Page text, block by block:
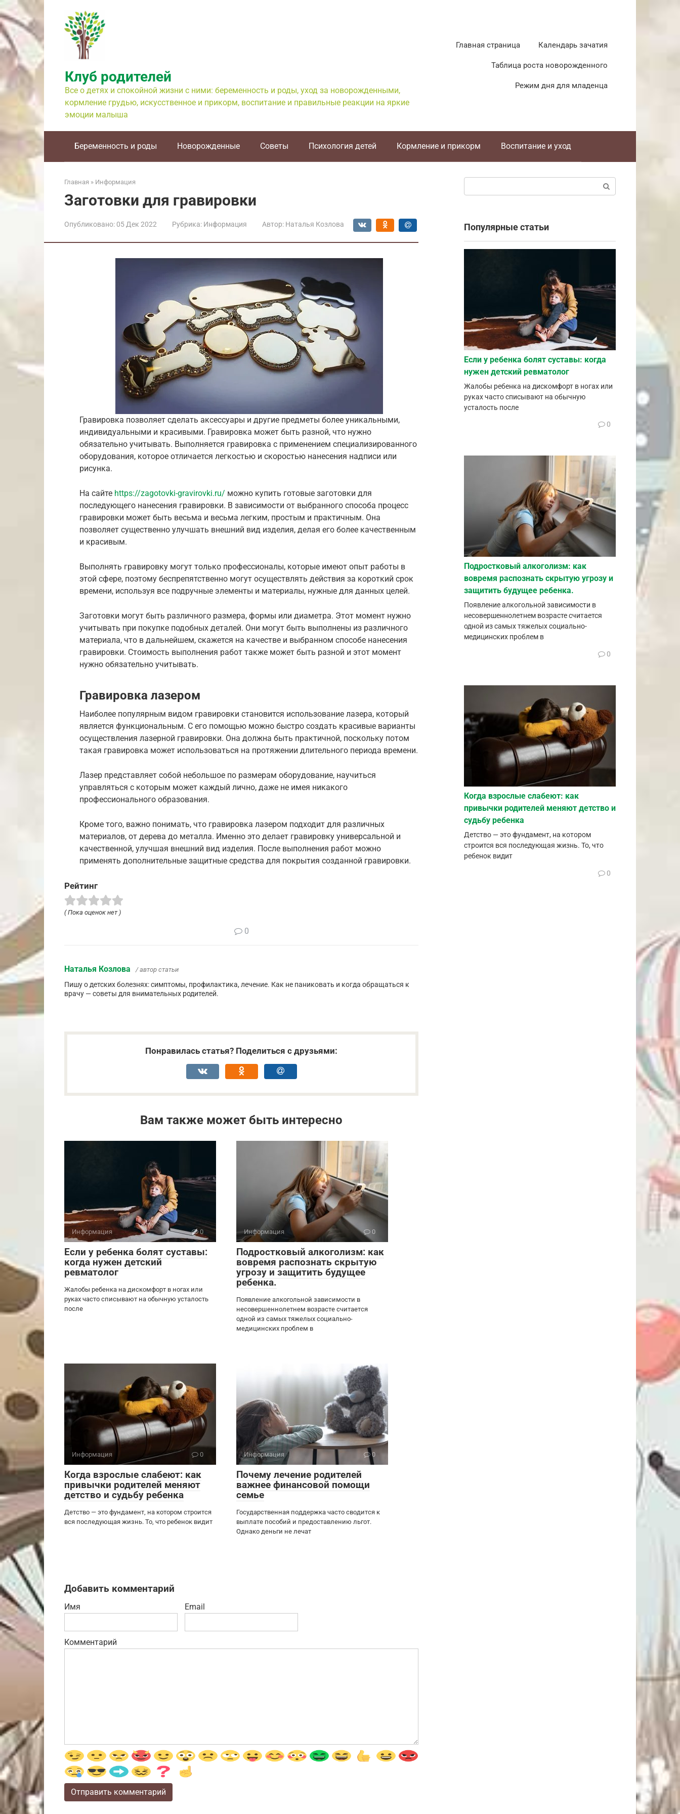
Перейти
к
контенту
Клуб родителей
Все о детях и спокойной жизни с ними: беременность и роды, уход за новорожденными,
кормление грудью, искусственное и прикорм, воспитание и правильные реакции на яркие
эмоции малыша
Главная страница Календарь зачатия
Таблица роста новорожденного
Режим дня для младенца
Беременность и роды Новорожденные Советы Психология детей Кормление и прикорм Воспитание и уход
Главная » Информация
Заготовки для гравировки
Опубликовано: 05 Дек 2022 Рубрика: Информация Автор: Наталья Козлова
Гравировка позволяет сделать аксессуары и другие предметы более уникальными,
индивидуальными и красивыми. Гравировка может быть разной, что нужно
обязательно учитывать. Выполняется гравировка с применением специализированного
оборудования, которое отличается легкостью и скоростью нанесения надписи или
рисунка.
На сайте https://zagotovki-gravirovki.ru/ можно купить готовые заготовки для
последующего нанесения гравировки. В зависимости от выбранного способа процесс
гравировки может быть весьма и весьма легким, простым и практичным. Она
позволяет существенно улучшать внешний вид изделия, делая его более качественным
и красивым.
Выполнять гравировку могут только профессионалы, которые имеют опыт работы в
этой сфере, поэтому беспрепятственно могут осуществлять действия за короткий срок
времени, используя все подручные элементы и материалы, нужные для данных целей.
Заготовки могут быть различного размера, формы или диаметра. Этот момент нужно
учитывать при покупке подобных деталей. Они могут быть выполнены из различного
материала, что в дальнейшем, скажется на качестве и выбранном способе нанесения
гравировки. Стоимость выполнения работ также может быть разной и этот момент
нужно обязательно учитывать.
Гравировка лазером
Наиболее популярным видом гравировки становится использование лазера, который
является функциональным. С его помощью можно быстро создать красивые варианты
осуществления лазерной гравировки. Она должна быть практичной, поскольку потом
такая гравировка может использоваться на протяжении длительного периода времени.
Лазер представляет собой небольшое по размерам оборудование, научиться
управляться с которым может каждый лично, даже не имея никакого
профессионального образования.
Кроме того, важно понимать, что гравировка лазером подходит для различных
материалов, от дерева до металла. Именно это делает гравировку универсальной и
качественной, улучшая внешний вид изделия. После выполнения работ можно
применять дополнительные защитные средства для покрытия созданной гравировки.
Рейтинг
( Пока оценок нет )
0
Наталья Козлова / автор статьи
Пишу о детских болезнях: симптомы, профилактика, лечение. Как не паниковать и когда обращаться к
врачу — советы для внимательных родителей.
Понравилась статья? Поделиться с друзьями:
Вам также может быть интересно
Информация 0
Если у ребенка болят суставы:
когда нужен детский
ревматолог
Жалобы ребенка на дискомфорт в ногах или
руках часто списывают на обычную усталость
после
Информация 0
Подростковый алкоголизм: как
вовремя распознать скрытую
угрозу и защитить будущее
ребенка.
Появление алкогольной зависимости в
несовершеннолетнем возрасте считается
одной из самых тяжелых социально-
медицинских проблем в
Информация 0
Когда взрослые слабеют: как
привычки родителей меняют
детство и судьбу ребенка
Детство — это фундамент, на котором строится
вся последующая жизнь. То, что ребенок видит
Информация 0
Почему лечение родителей
важнее финансовой помощи
семье
Государственная поддержка часто сводится к
выплате пособий и предоставлению льгот.
Однако деньги не лечат
Добавить комментарий
Имя Email
Комментарий
Популярные статьи
Если у ребенка болят суставы: когда
нужен детский ревматолог
Жалобы ребенка на дискомфорт в ногах или
руках часто списывают на обычную
усталость после
0
Подростковый алкоголизм: как
вовремя распознать скрытую угрозу и
защитить будущее ребенка.
Появление алкогольной зависимости в
несовершеннолетнем возрасте считается
одной из самых тяжелых социально-
медицинских проблем в
0
Когда взрослые слабеют: как
привычки родителей меняют детство и
судьбу ребенка
Детство — это фундамент, на котором
строится вся последующая жизнь. То, что
ребенок видит
0